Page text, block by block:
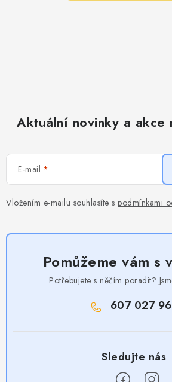
Aktuální novinky a akce
E-mail
Vložením e-mailu souhlasíte s podmínkami
Pomůžeme vám s
Potřebujete s něčím poradit?
607 027